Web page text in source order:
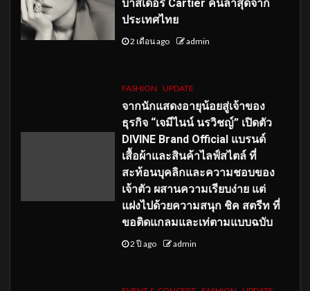
บาสเดอร์ Cartier คนล่าสุดจาก
ประเทศไทย
2 เดือน ago admin
FASHION UPDATE
จากนักแสดงอายุน้อยสู่เจ้าของ
ธุรกิจ “เจมีไนน์ นรวิชญ์” เปิดตัว
DIVINE Brand Official แบรนด์
เสื้อผ้าและสินค้าไลฟ์สไตล์ ที่
สะท้อนบุคลิกและความชอบของ
เจ้าตัว ผสานความเรียบง่าย แต่
แฝงไปด้วยความสนุก ชิค สตรีท ที่
ขอติดแกลมและเท่ตามแบบฉบับ
2 ปี ago admin